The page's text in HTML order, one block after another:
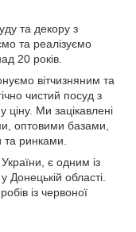
та декору з
та реалізуємо
20 років.
вітчизняним та
чистий посуд з
ціну. Ми зацікавлені
оптовими базами,
ринками.
є одним із
Донецькій області.
із червоної